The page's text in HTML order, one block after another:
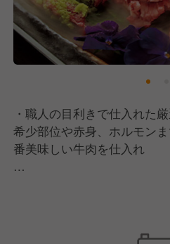
・職人の目利きで仕入れた
希少部位や赤身、ホルモン
番美味しい牛肉を仕入れ
肉の一切れ一切れに対し妥